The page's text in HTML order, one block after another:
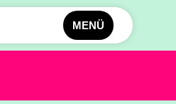
MENÜ